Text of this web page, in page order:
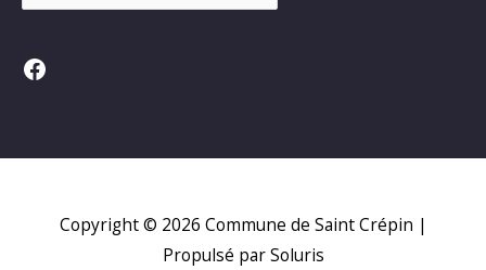
Facebook
Copyright © 2026 Commune de Saint Crépin |
Propulsé par Soluris